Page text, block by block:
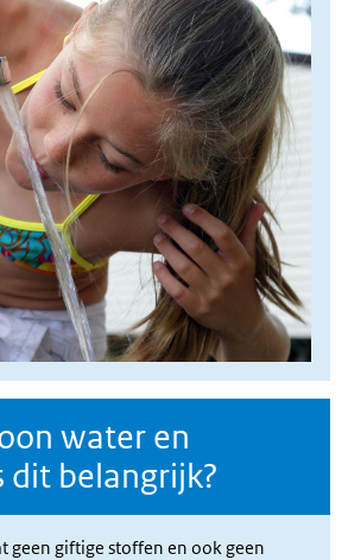
water en
dit belangrijk?
geen giftige stoffen en ook geen